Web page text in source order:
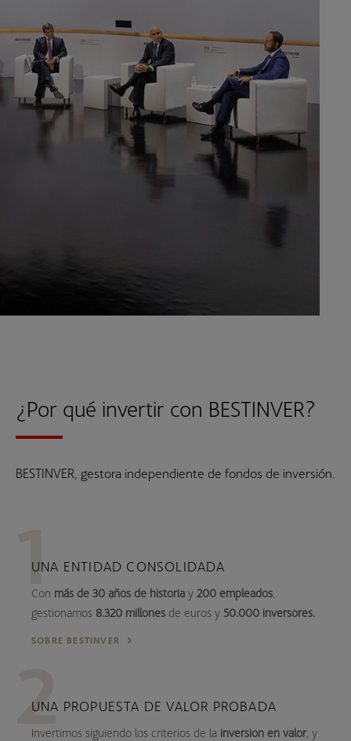
¿Por qué invertir con BESTINVER?
BESTINVER, gestora independiente de fondos de inversión.
UNA ENTIDAD CONSOLIDADA
Con más de 30 años de historia y 200 empleados
gestionamos 8.320 millones de euros y 50.000 inversores.
SOBRE BESTINVER
UNA PROPUESTA DE VALOR PROBADA
Invertimos siguiendo los criterios de la inversión en valor, y